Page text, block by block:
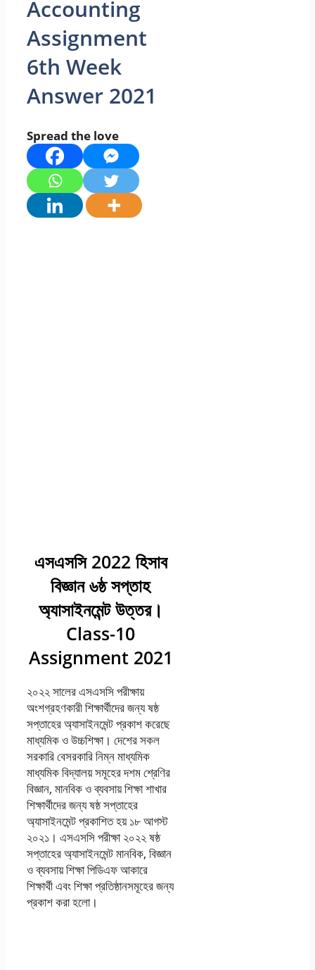
Accounting
Assignment
6th Week
Answer 2021
Spread the love
এসএসসি 2022 হিসাব
বিজ্ঞান ৬ষ্ঠ সপ্তাহ
অ্যাসাইনমেন্ট উত্তর।
Class-10
Assignment 2021
২০২২ সালের এসএসসি পরীক্ষায়
অংশগ্রহণকারী শিক্ষার্থীদের জন্য ষষ্ঠ
সপ্তাহের অ্যাসাইনমেন্ট প্রকাশ করেছে
মাধ্যমিক ও উচ্চশিক্ষা। দেশের সকল
সরকারি বেসরকারি নিম্ন মাধ্যমিক
মাধ্যমিক বিদ্যালয় সমূহের দশম শ্রেণির
বিজ্ঞান, মানবিক ও ব্যবসায় শিক্ষা শাখার
শিক্ষার্থীদের জন্য ষষ্ঠ সপ্তাহের
অ্যাসাইনমেন্ট প্রকাশিত হয় ১৮ আগস্ট
২০২১। এসএসসি পরীক্ষা ২০২২ ষষ্ঠ
সপ্তাহের অ্যাসাইনমেন্ট মানবিক, বিজ্ঞান
ও ব্যবসায় শিক্ষা পিডিএফ আকারে
শিক্ষার্থী এবং শিক্ষা প্রতিষ্ঠানসমূহের জন্য
প্রকাশ করা হলো।